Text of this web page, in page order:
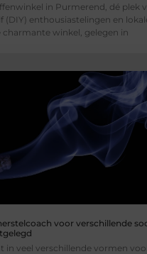
in Purmerend, dé plek
(DIY) enthousiastelingen en
charmante winkel, gelegen in
voor verschillende
in veel verschillende vormen